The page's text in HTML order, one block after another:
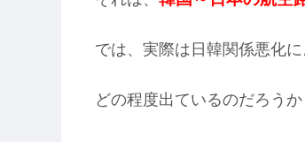
では、実際は日韓関係悪化
どの程度出ているのだろうか